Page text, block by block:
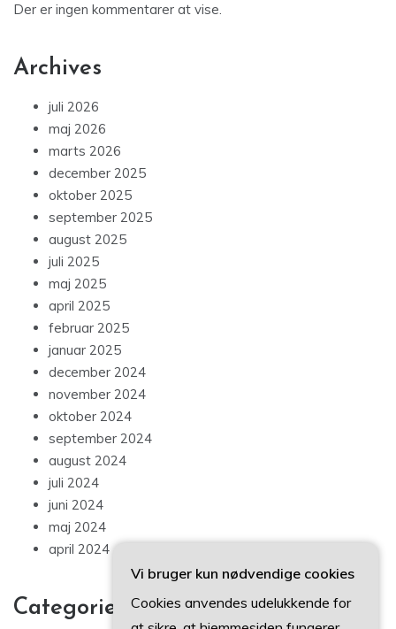
Der er ingen kommentarer at vise.
Archives
juli 2026
maj 2026
marts 2026
december 2025
oktober 2025
september 2025
august 2025
juli 2025
maj 2025
april 2025
februar 2025
januar 2025
december 2024
november 2024
oktober 2024
september 2024
august 2024
juli 2024
juni 2024
maj 2024
april 2024
Categories
Vi bruger kun nødvendige cookies
Cookies anvendes udelukkende for